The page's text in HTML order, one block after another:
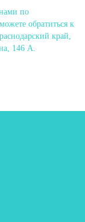
по
обратиться к
край,
146 А.